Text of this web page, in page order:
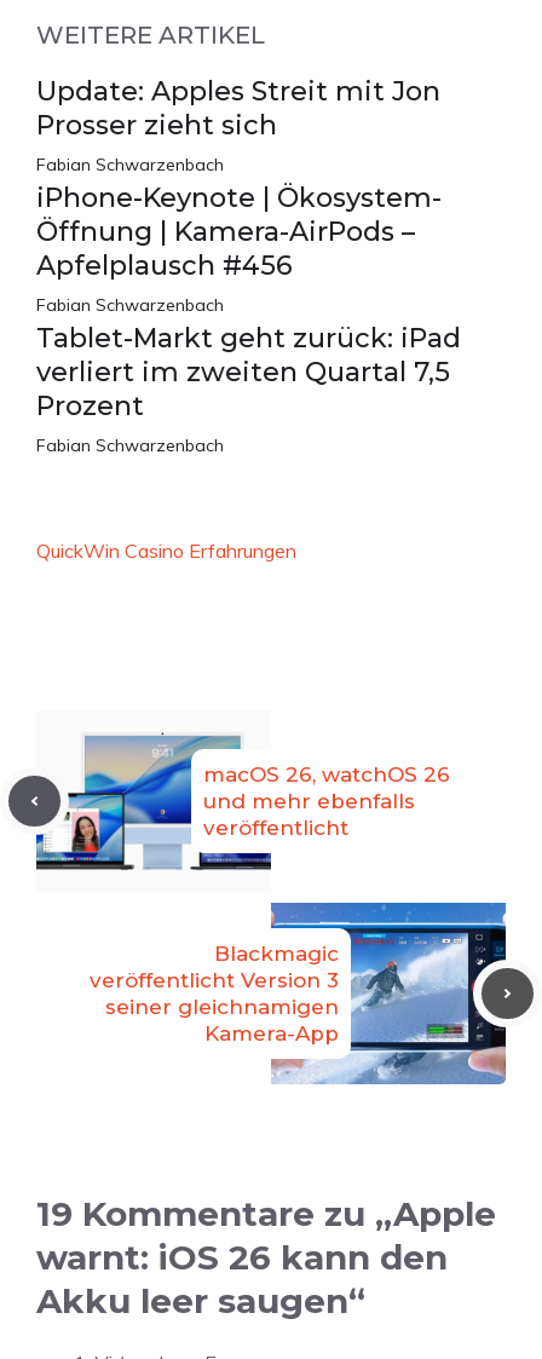
WEITERE ARTIKEL
Update: Apples Streit mit Jon
Prosser zieht sich
Fabian Schwarzenbach
iPhone-Keynote | Ökosystem-
Öffnung | Kamera-AirPods –
Apfelplausch #456
Fabian Schwarzenbach
Tablet-Markt geht zurück: iPad
verliert im zweiten Quartal 7,5
Prozent
Fabian Schwarzenbach
QuickWin Casino Erfahrungen
macOS 26, watchOS 26
und mehr ebenfalls
veröffentlicht
Blackmagic
veröffentlicht Version 3
seiner gleichnamigen
Kamera-App
19 Kommentare zu „Apple
warnt: iOS 26 kann den
Akku leer saugen“